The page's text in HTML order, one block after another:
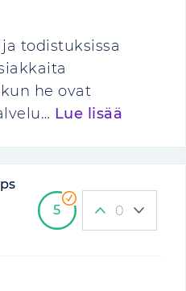
todistuksissa
he ovat
Lue lisää
5 0